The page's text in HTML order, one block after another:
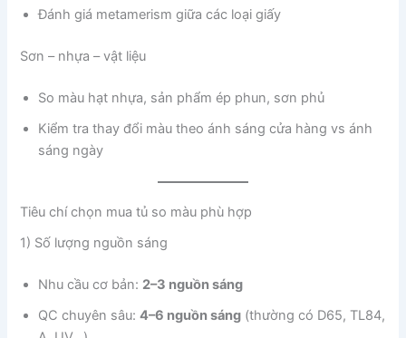
Đánh giá metamerism giữa các loại giấy
Sơn – nhựa – vật liệu
So màu hạt nhựa, sản phẩm ép phun, sơn phủ
Kiểm tra thay đổi màu theo ánh sáng cửa hàng vs ánh
sáng ngày
Tiêu chí chọn mua tủ so màu phù hợp
1) Số lượng nguồn sáng
Nhu cầu cơ bản: 2–3 nguồn sáng
QC chuyên sâu:4–6 nguồn sáng (thường có D65, TL84,